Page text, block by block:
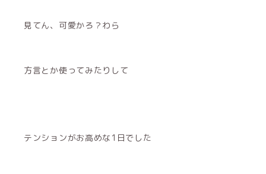
見てん、可愛かろ？わら
方言とか使ってみたりして
テンションがお高めな1日でした